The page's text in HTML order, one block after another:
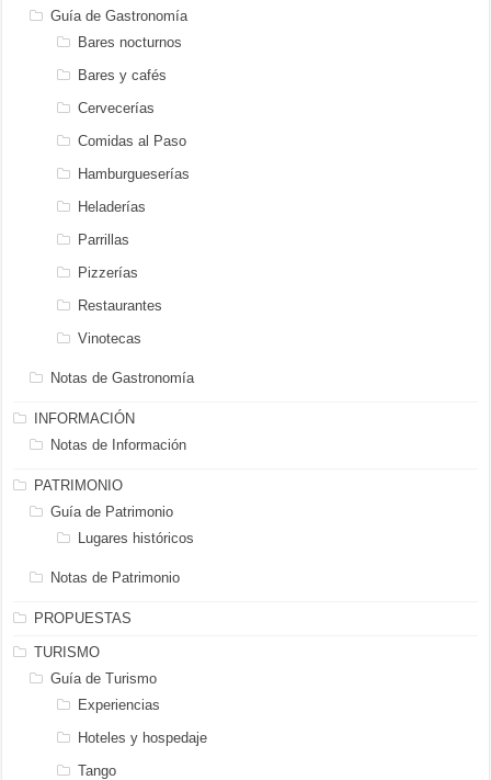
Guía de Gastronomía
Bares nocturnos
Bares y cafés
Cervecerías
Comidas al Paso
Hamburgueserías
Heladerías
Parrillas
Pizzerías
Restaurantes
Vinotecas
Notas de Gastronomía
INFORMACIÓN
Notas de Información
PATRIMONIO
Guía de Patrimonio
Lugares históricos
Notas de Patrimonio
PROPUESTAS
TURISMO
Guía de Turismo
Experiencias
Hoteles y hospedaje
Tango